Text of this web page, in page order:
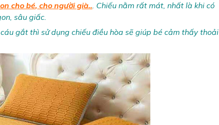
cho bé, cho người già... Chiếu nằm rất mát, nhất là khi có
sâu giấc.
gắt thì sử dụng chiếu điều hòa sẽ giúp bé cảm thấy thoải